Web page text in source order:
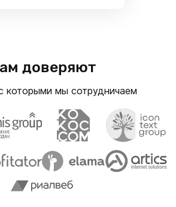
доверяют
которыми мы сотрудничаем